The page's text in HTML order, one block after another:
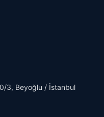
3, Beyoğlu / İstanbul